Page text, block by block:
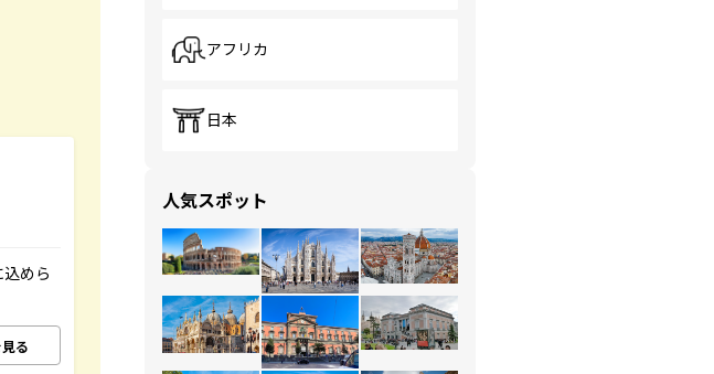
めら
る
アフリカ
日本
人気スポット